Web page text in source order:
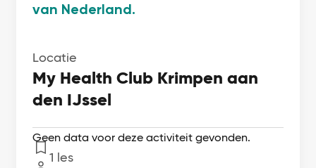
van Nederland.
Locatie
My Health Club Krimpen aan
den IJssel
Geen data voor deze activiteit gevonden.
Lessen
1 les